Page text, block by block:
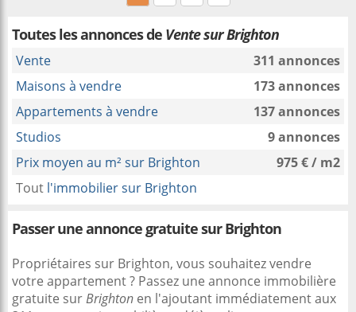
Toutes les annonces de Vente sur Brighton
Vente
311 annonces
Maisons à vendre
173 annonces
Appartements à vendre
137 annonces
Studios
9 annonces
Prix moyen au m² sur Brighton
975 € / m2
Tout l'immobilier sur Brighton
Passer une annonce gratuite sur Brighton
Propriétaires sur Brighton, vous souhaitez vendre
votre appartement ? Passez une annonce immobilière
gratuite surBrighton en l'ajoutant immédiatement aux